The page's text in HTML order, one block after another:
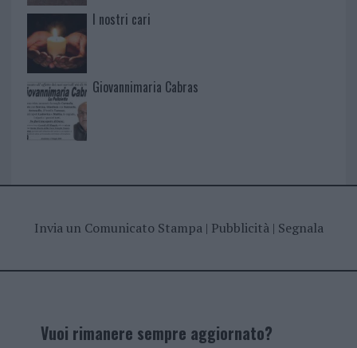
I nostri cari
Giovannimaria Cabras
Invia un Comunicato Stampa| Pubblicità| Segnala
Vuoi rimanere sempre aggiornato?